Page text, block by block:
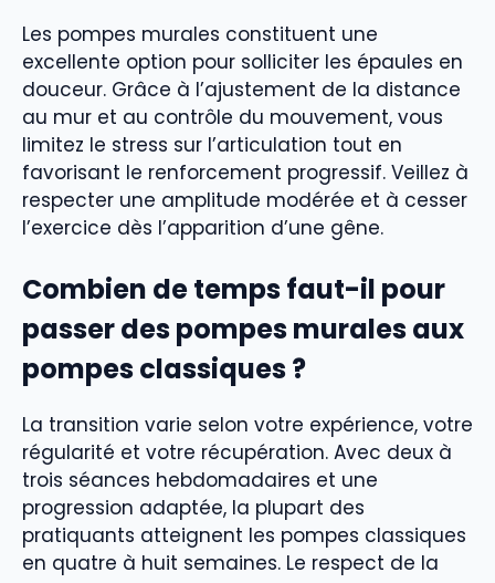
Les pompes murales constituent une
excellente option pour solliciter les épaules en
douceur. Grâce à l’ajustement de la distance
au mur et au contrôle du mouvement, vous
limitez le stress sur l’articulation tout en
favorisant le renforcement progressif. Veillez à
respecter une amplitude modérée et à cesser
l’exercice dès l’apparition d’une gêne.
Combien de temps faut-il pour
passer des pompes murales aux
pompes classiques ?
La transition varie selon votre expérience, votre
régularité et votre récupération. Avec deux à
trois séances hebdomadaires et une
progression adaptée, la plupart des
pratiquants atteignent les pompes classiques
en quatre à huit semaines. Le respect de la